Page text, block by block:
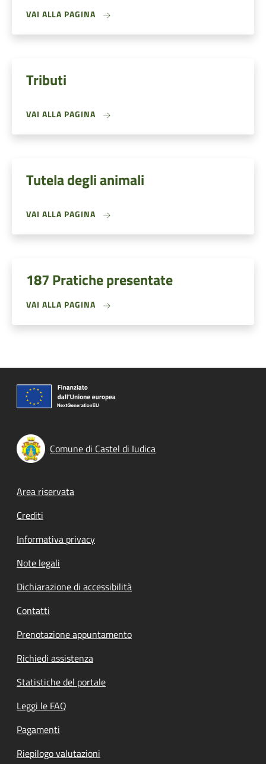
VAI ALLA PAGINA
Tributi
VAI ALLA PAGINA
Tutela degli animali
VAI ALLA PAGINA
187 Pratiche presentate
VAI ALLA PAGINA
Comune di Castel di Iudica
Footer menu
Area riservata
Crediti
Informativa privacy
Note legali
Dichiarazione di accessibilità
Contatti
Prenotazione appuntamento
Richiedi assistenza
Statistiche del portale
Leggi le FAQ
Pagamenti
Riepilogo valutazioni